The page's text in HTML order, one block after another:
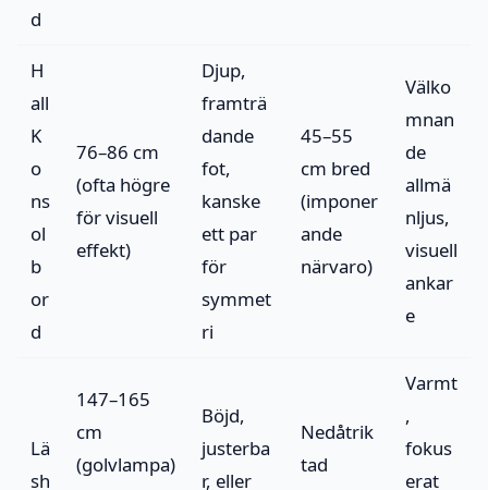
d
H
all
K
o
ns
ol
b
or
d
76–86 cm
(ofta högre
för visuell
effekt)
Djup,
framträ
dande
fot,
kanske
ett par
för
symmet
ri
45–55
cm bred
(imponer
ande
närvaro)
Välko
mnan
de
allmä
nljus,
visuell
ankar
e
Lä
sh
147–165
cm
(golvlampa)
Böjd,
justerba
r, eller
Nedåtrik
tad
Varmt
,
fokus
erat